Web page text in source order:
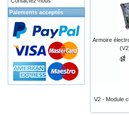
Armoire
V2 - Module
Paiements acceptés